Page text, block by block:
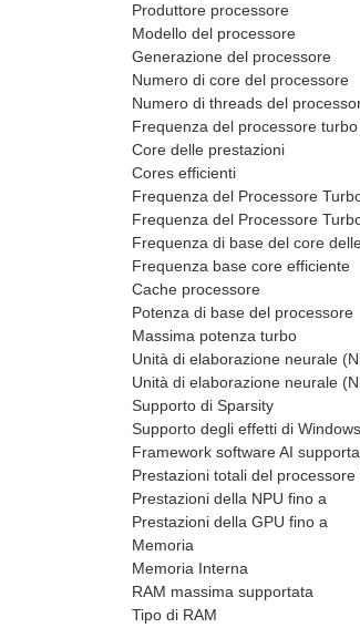
Produttore processore
Modello del processore
Generazione del processore
Numero di core del processore
Numero di threads del
Frequenza del processore
Core delle prestazioni
Cores efficienti
Frequenza del Processore
Frequenza del Processore
Frequenza di base del core
Frequenza base core efficiente
Cache processore
Potenza di base del processore
Massima potenza turbo
Unità di elaborazione neurale
Unità di elaborazione neurale
Supporto di Sparsity
Supporto degli effetti di
Framework software AI
Prestazioni totali del processore
Prestazioni della NPU fino a
Prestazioni della GPU fino a
Memoria
Memoria Interna
RAM massima supportata
Tipo di RAM